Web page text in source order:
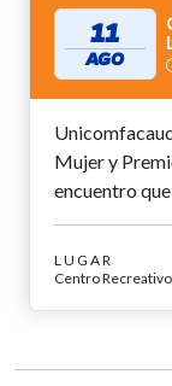
11
AGO
Mujer y
encuentro que
LUGAR
Centro